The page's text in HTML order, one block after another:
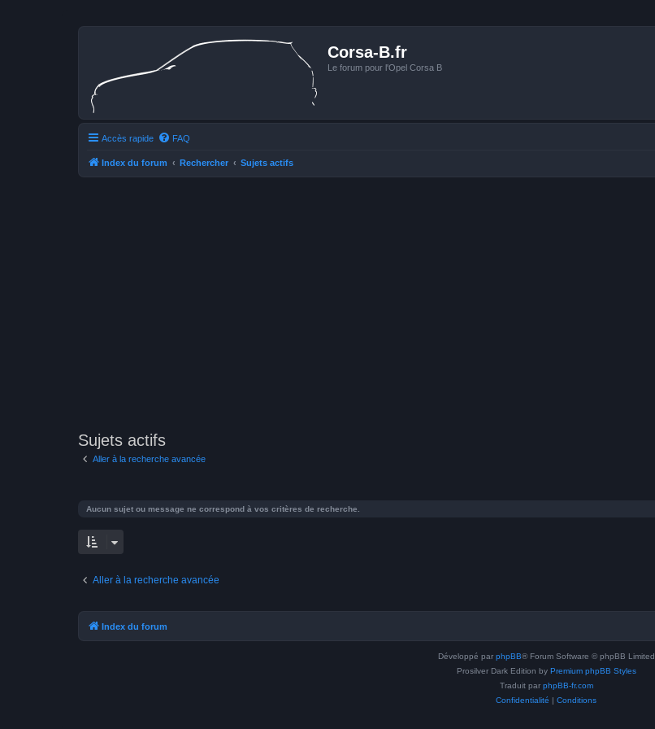
Corsa-B.fr
Le forum pour l'Opel Corsa B
Accès rapide FAQ
Index du forum Rechercher Sujets actifs
Sujets actifs
Aller à la recherche avancée
Aucun sujet ou message ne correspond à vos critères de recherche.
Aller à la recherche avancée
Index du forum
Développé par phpBB® Forum Software © phpBB Limited
Prosilver Dark Edition by Premium phpBB Styles
Traduit par phpBB-fr.com
Confidentialité | Conditions